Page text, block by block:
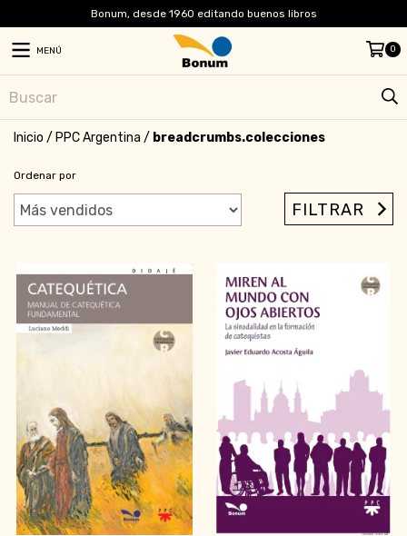
Bonum, desde 1960 editando buenos libros
MENÚ 0
Inicio / PPC Argentina / breadcrumbs.colecciones
Ordenar por
FILTRAR